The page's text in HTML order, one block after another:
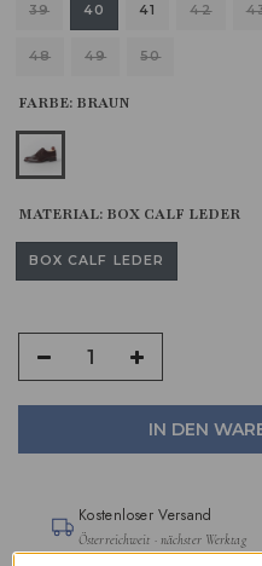
39 40 41 42
48 49 50
FARBE: BRAUN
MATERIAL: BOX CALF LEDER
BOX CALF LEDER
IN DEN
Kostenloser Versand
Österreichweit · nächster Werktag